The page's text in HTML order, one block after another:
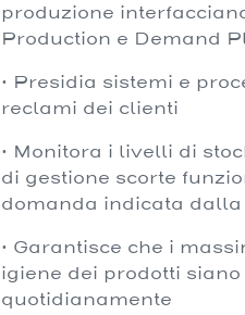
produzione
Production e Demand
· Presidia sistemi e
reclami dei clienti
· Monitora i livelli di
di gestione scorte
domanda indicata
· Garantisce che i
igiene dei prodotti
quotidianamente